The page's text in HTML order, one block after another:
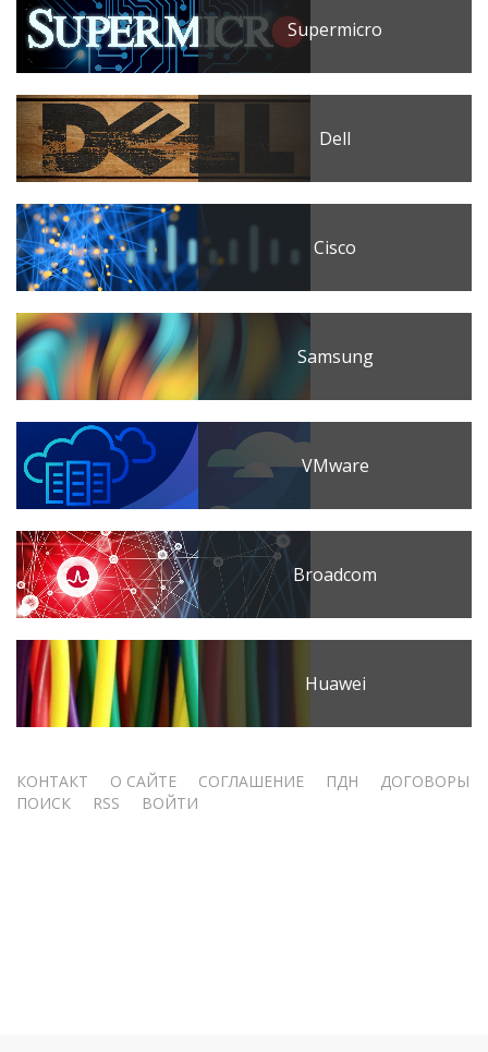
Supermicro
Dell
Cisco
Samsung
VMware
Broadcom
Huawei
Меню
КОНТАКТ О САЙТЕ СОГЛАШЕНИЕ ПДН
ДОГОВОРЫ
ПОИСК
RSS ВОЙТИ